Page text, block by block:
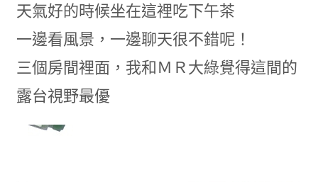
天氣好的時候坐在這裡吃下午茶
一邊看風景，一邊聊天很不錯呢！
三個房間裡面，我和ＭＲ大綠覺得這間的
露台視野最優